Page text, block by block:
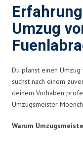
Umzug
Du planst einen
suchst nach einem
deinem Vorhaben
Umzugsmeister
Warum